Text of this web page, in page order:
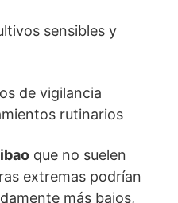
sensibles y
de vigilancia
rutinarios
que no suelen
extremas podrían
más bajos,